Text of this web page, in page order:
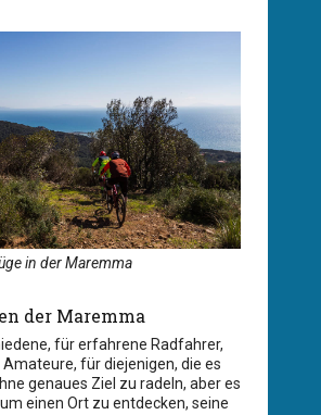
in der Maremma
der Maremma
für erfahrene Radfahrer,
für diejenigen, die es
genaues Ziel zu radeln, aber es
einen Ort zu entdecken, seine